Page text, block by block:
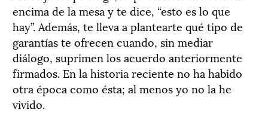
encima de la mesa y te dice, “esto es lo que
hay”. Además, te lleva a plantearte qué tipo de
garantías te ofrecen cuando, sin mediar
diálogo, suprimen los acuerdo anteriormente
firmados. En la historia reciente no ha habido
otra época como ésta; al menos yo no la he
vivido.